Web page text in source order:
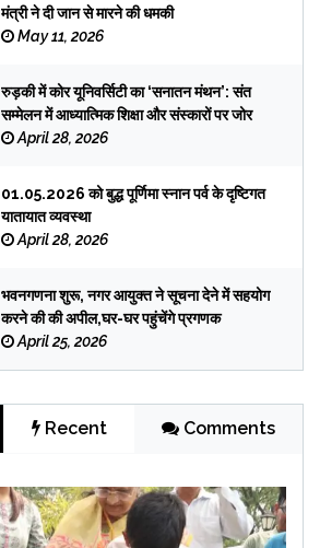
मंत्री ने दी जान से मारने की धमकी
May 11, 2026
रुड़की में कोर यूनिवर्सिटी का ‘सनातन मंथन’: संत
सम्मेलन में आध्यात्मिक शिक्षा और संस्कारों पर जोर
April 28, 2026
01.05.2026 को बुद्ध पूर्णिमा स्नान पर्व के दृष्टिगत
यातायात व्यवस्था
April 28, 2026
भवनगणना शुरू, नगर आयुक्त ने सूचना देने में सहयोग
करने की की अपील,घर-घर पहुंचेंगे प्रगणक
April 25, 2026
Recent Comments